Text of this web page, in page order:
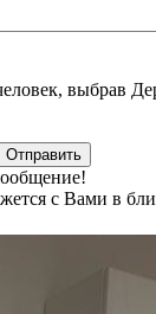
выбрав
с Вами в